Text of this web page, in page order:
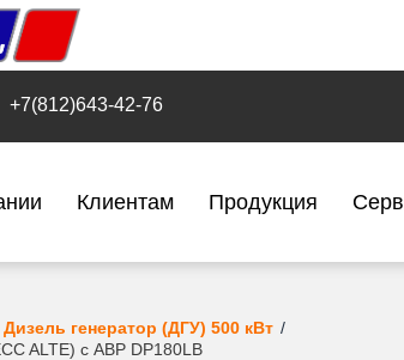
+7(812)643-42-76
Клиентам Продукция
Дизель генератор (ДГУ) 500 кВт
ALTE) с АВР DP180LB